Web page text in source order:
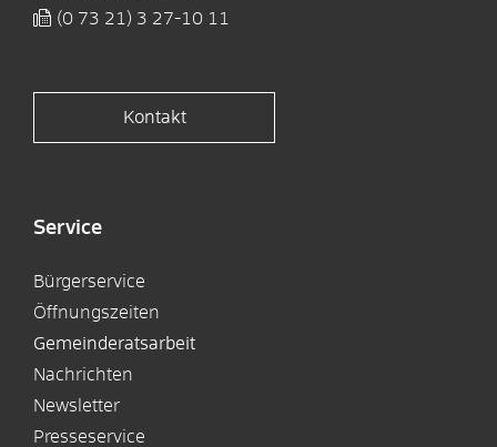
(0 73 21) 3 27-10 11
Kontakt
Service
Bürgerservice
Öffnungszeiten
Gemeinderatsarbeit
Nachrichten
Newsletter
Presseservice